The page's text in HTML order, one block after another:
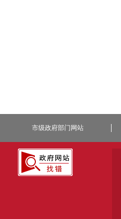
市级政府部门网站